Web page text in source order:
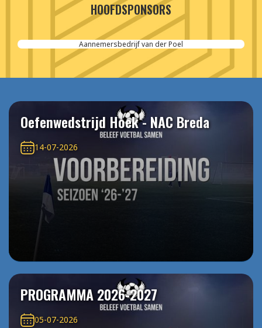
HOOFDSPONSORS
Aannemersbedrijf van der Poel
Oefenwedstrijd Hoek - NAC Breda
14-07-2026
PROGRAMMA 2026-2027
05-07-2026